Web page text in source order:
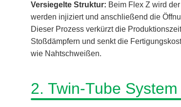
Versiegelte Struktur: Beim Flex Z wird
werden injiziert und anschließend die
Dieser Prozess verkürzt die
Stoßdämpfern und senkt die
wie Nahtschweißen.
2. Twin-Tube